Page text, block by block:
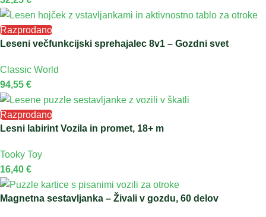
Razprodano
Leseni večfunkcijski sprehajalec 8v1 – Gozdni svet
Classic World
94,55 €
Razprodano
Lesni labirint Vozila in promet, 18+ m
Tooky Toy
16,40 €
Magnetna sestavljanka – Živali v gozdu, 60 delov